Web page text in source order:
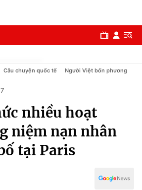
trí
Câu chuyện quốc tế Người Việt bốn phương
nhiều hoạt
niệm nạn nhân
tại Paris